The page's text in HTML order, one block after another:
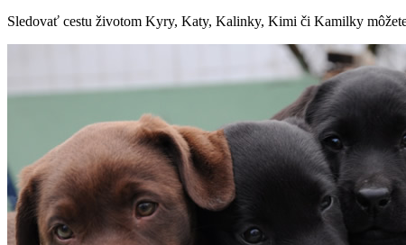
Sledovať cestu životom Kyry, Katy, Kalinky, Kimi či Kamilky